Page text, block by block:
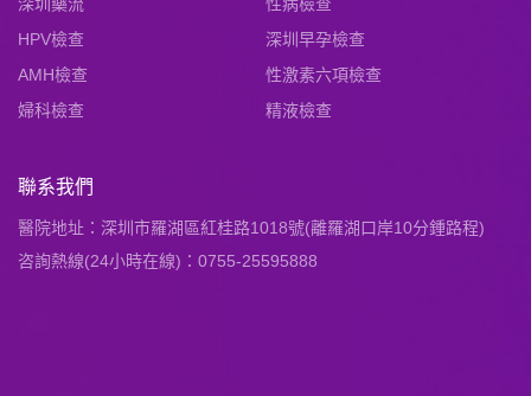
HPV檢查
深圳早孕檢查
AMH檢查
性激素六項檢查
婦科檢查
精液檢查
聯系我們
醫院地址：深圳市羅湖區紅桂路1018號(離羅湖口岸10分鍾路程)
咨詢熱線(24小時在線)：0755-25595888